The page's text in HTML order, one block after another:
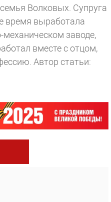
Волковых. Супруга
время выработала
заводе,
вместе с отцом,
Автор статьи: